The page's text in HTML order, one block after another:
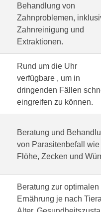
Behandlung von
Zahnproblemen,
Zahnreinigung und
Extraktionen.
Rund um die Uhr
verfügbare , um in
dringenden Fällen
eingreifen zu können.
Beratung und
von Parasitenbefall wie
Flöhe, Zecken und
Beratung zur optimalen
Ernährung je nach